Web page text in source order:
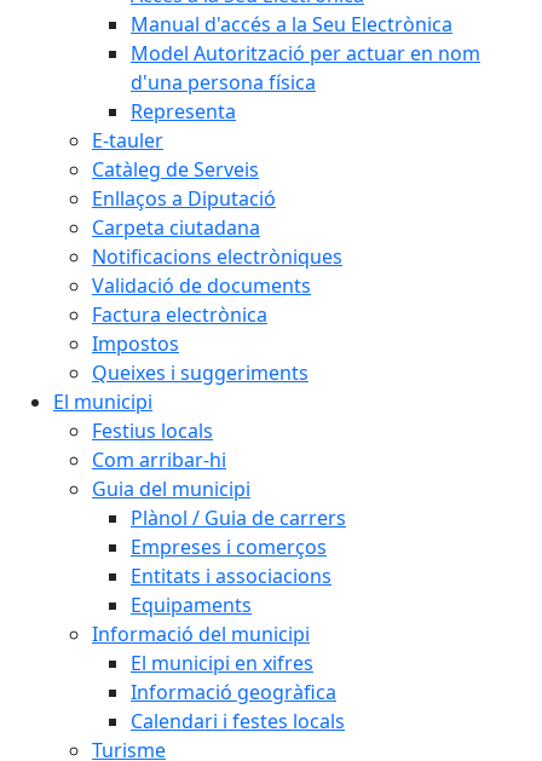
Manual d'accés a la Seu Electrònica
Model Autorització per actuar en nom
d'una persona física
Representa
E-tauler
Catàleg de Serveis
Enllaços a Diputació
Carpeta ciutadana
Notificacions electròniques
Validació de documents
Factura electrònica
Impostos
Queixes i suggeriments
El municipi
Festius locals
Com arribar-hi
Guia del municipi
Plànol / Guia de carrers
Empreses i comerços
Entitats i associacions
Equipaments
Informació del municipi
El municipi en xifres
Informació geogràfica
Calendari i festes locals
Turisme